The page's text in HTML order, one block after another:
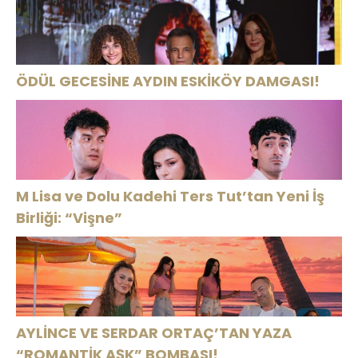
ÖDÜL GECESİNE AYDIN ESKİKÖY DAMGASI!
M Lisa ve Dolu Kadehi Ters Tut’tan Yeni İş
Birliği: “Vişne”
AYLİNCE VE SERDAR ORTAÇ’TAN YAZA